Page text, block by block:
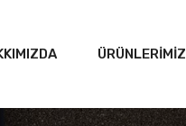
ÜRÜNLERİMİZ